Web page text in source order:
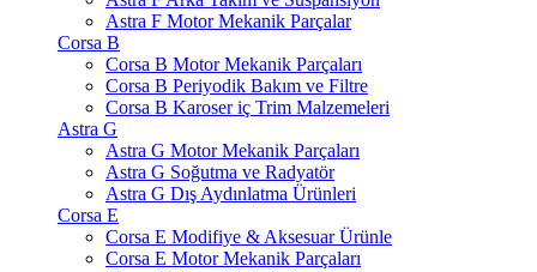
Astra F Motor Mekanik Parçalar
Corsa B
Corsa B Motor Mekanik Parçaları
Corsa B Periyodik Bakım ve Filtre
Corsa B Karoser iç Trim Malzemeleri
Astra G
Astra G Motor Mekanik Parçaları
Astra G Soğutma ve Radyatör
Astra G Dış Aydınlatma Ürünleri
Corsa E
Corsa E Modifiye & Aksesuar Ürünle
Corsa E Motor Mekanik Parçaları